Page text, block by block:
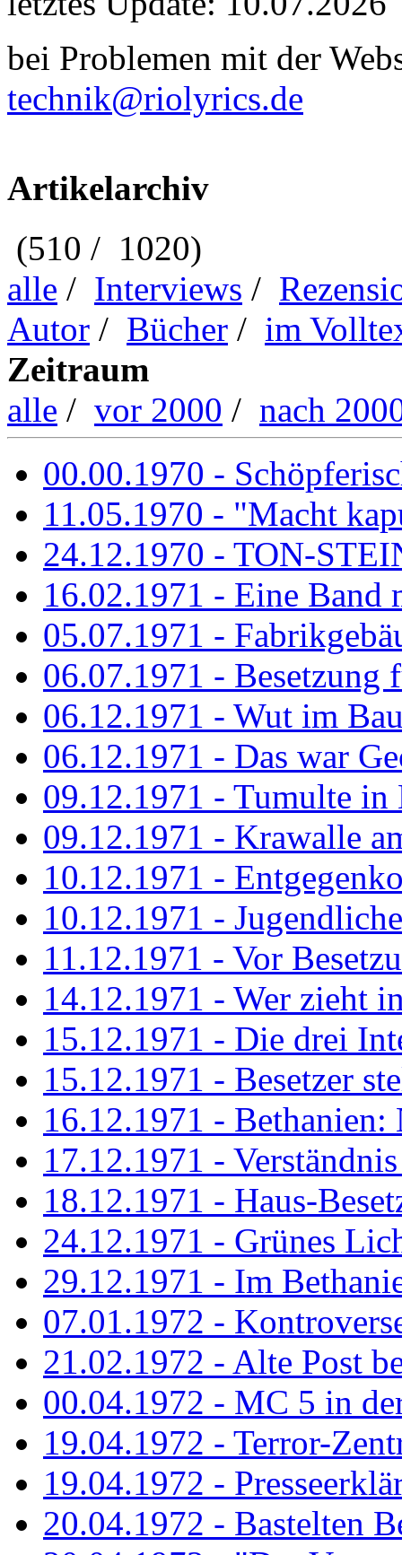
bei Problemen mit der
technik@riolyrics.de
Artikelarchiv
(510 / 1020)
alle / Interviews /
Autor / Bücher / im
Zeitraum
alle / vor 2000 / nach
00.00.1970 -
11.05.1970 - "Macht
24.12.1970 - TON-
16.02.1971 - Eine Band
05.07.1971 -
06.07.1971 - Besetzung
06.12.1971 - Wut im
06.12.1971 - Das war
09.12.1971 - Tumulte in
09.12.1971 - Krawalle
10.12.1971 -
10.12.1971 -
11.12.1971 - Vor
14.12.1971 - Wer zieht
15.12.1971 - Die drei
15.12.1971 - Besetzer
16.12.1971 - Bethanien:
17.12.1971 -
18.12.1971 - Haus-
24.12.1971 - Grünes
29.12.1971 - Im
07.01.1972 -
21.02.1972 - Alte Post
00.04.1972 - MC 5 in
19.04.1972 - Terror-
19.04.1972 -
20.04.1972 - Bastelten